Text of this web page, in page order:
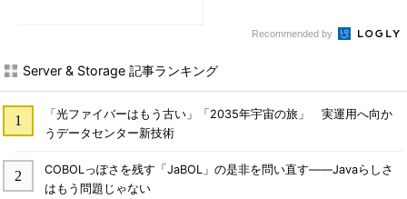
Recommended by
Server & Storage 記事ランキング
「光ファイバーはもう古い」「2035年宇宙の旅」 実運用へ向か
うデータセンター新技術
COBOLっぽさを残す「JaBOL」の是非を問い直す――Javaらしさ
はもう問題じゃない